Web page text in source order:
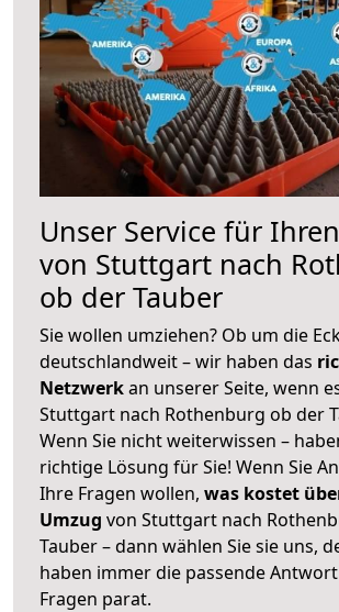
Unser Service für
von Stuttgart nach
ob der Tauber
Sie wollen umziehen? Ob um die
deutschlandweit – wir haben das
Netzwerkan unserer Seite, wenn
Stuttgart nach Rothenburg ob der
Wenn Sie nicht weiterwissen –
richtige Lösung für Sie! Wenn Sie
Ihre Fragen wollen, was kostet
Umzug von Stuttgart nach
Tauber – dann wählen Sie sie uns,
haben immer die passende
Fragen parat.